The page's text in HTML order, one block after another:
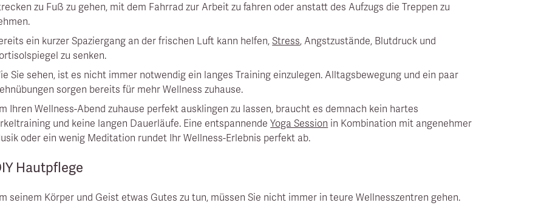
zu Fuß zu gehen, mit dem Fahrrad zur Arbeit zu fahren oder anstatt des Aufzugs die Treppen zu
ein kurzer Spaziergang an der frischen Luft kann helfen,Stress, Angstzustände, Blutdruck und
zu senken.
Sie sehen, ist es nicht immer notwendig ein langes Training einzulegen. Alltagsbewegung und ein paar
sorgen bereits für mehr Wellness zuhause.
Ihren Wellness-Abend zuhause perfekt ausklingen zu lassen, braucht es demnach kein hartes
und keine langen Dauerläufe. Eine entspannendeYoga Session in Kombination mit angenehmer
oder ein wenig Meditation rundet Ihr Wellness-Erlebnis perfekt ab.
Hautpflege
seinem Körper und Geist etwas Gutes zu tun, müssen Sie nicht immer in teure Wellnesszentren gehen.